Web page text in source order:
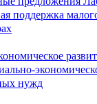
поддержка
нужд